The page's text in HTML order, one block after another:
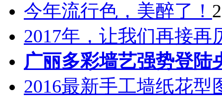
今年流行色，美醉了！
2017年，让我们再接再
广丽多彩墙艺强势登陆
2016最新手工墙纸花型